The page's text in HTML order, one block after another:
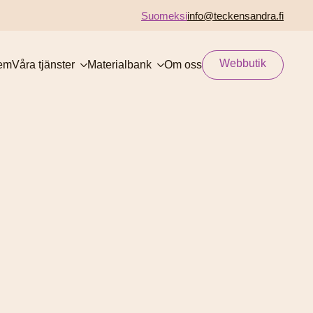
Suomeksiinfo@teckensandra.fi
Våra tjänster Materialbank Om oss Webbutik